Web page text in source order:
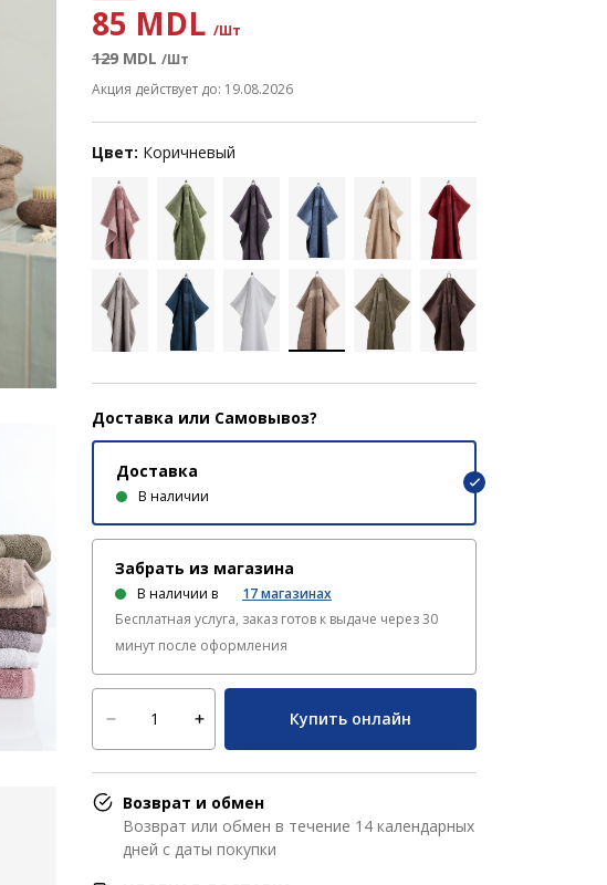
85 MDL /Шт
129 MDL /Шт
Акция действует до: 19.08.2026
Цвет: Коричневый
Доставка или Самовывоз?
Доставка
В наличии
Забрать из магазина
В наличии в 17магазинах
Бесплатная услуга, заказ готов к выдаче через 30
минут после оформления
Купить онлайн
Возврат и обмен
Возврат или обмен в течение 14 календарных
дней с даты покупки